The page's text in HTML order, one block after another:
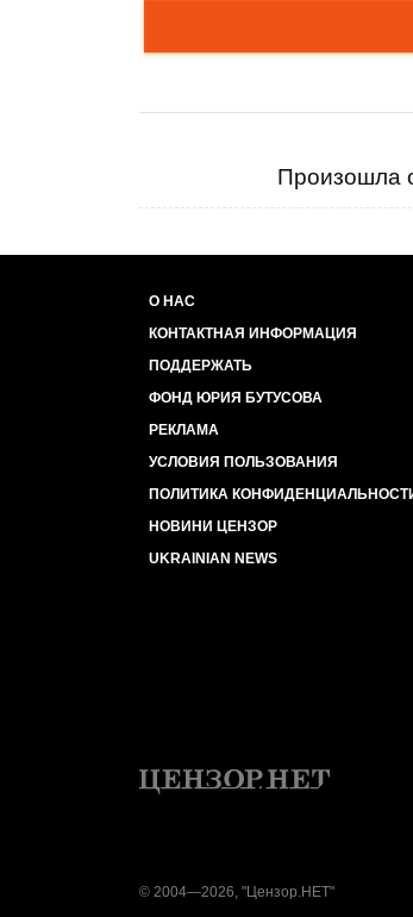
Произошла
О НАС
КОНТАКТНАЯ ИНФОРМАЦИЯ
ПОДДЕРЖАТЬ
ФОНД ЮРИЯ БУТУСОВА
РЕКЛАМА
УСЛОВИЯ ПОЛЬЗОВАНИЯ
ПОЛИТИКА
НОВИНИ ЦЕНЗОР
UKRAINIAN NEWS
© 2004—2026, "Цензор.НЕТ"